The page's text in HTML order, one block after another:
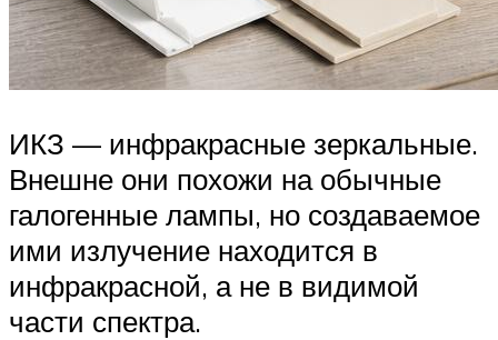
ИКЗ — инфракрасные зеркальные.
Внешне они похожи на обычные
галогенные лампы, но создаваемое
ими излучение находится в
инфракрасной, а не в видимой
части спектра.